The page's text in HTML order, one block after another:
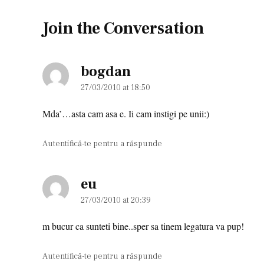
Join the Conversation
bogdan
27/03/2010 at 18:50
Mda’…asta cam asa e. Ii cam instigi pe unii:)
Autentifică-te pentru a răspunde
eu
27/03/2010 at 20:39
m bucur ca sunteti bine..sper sa tinem legatura va pup!
Autentifică-te pentru a răspunde